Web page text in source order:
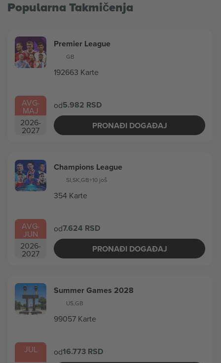
Popularna Takmičenja
AVG-
MAJ
2026-
2027
Premier League
GB
192663 Karte
od5.982 RSD
PRONAĐI DOGAĐAJ
AVG-
JUN
2026-
2027
Champions League
SI,SK,GB+10 još
354 Karte
od7.624 RSD
PRONAĐI DOGAĐAJ
JUL
Summer Games 2028
US,GB
99057 Karte
od16.773 RSD